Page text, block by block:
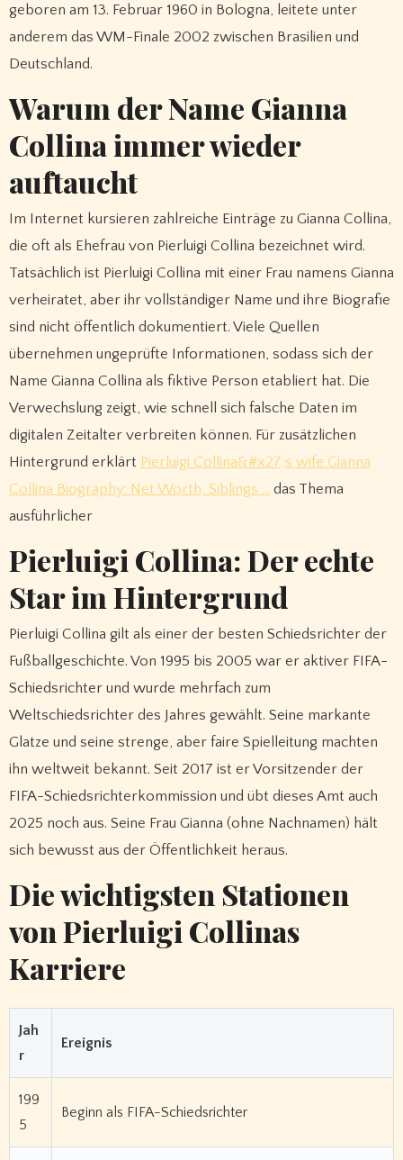
geboren am 13. Februar 1960 in Bologna, leitete unter
anderem das WM-Finale 2002 zwischen Brasilien und
Deutschland.
Warum der Name Gianna
Collina immer wieder
auftaucht
Im Internet kursieren zahlreiche Einträge zu Gianna Collina,
die oft als Ehefrau von Pierluigi Collina bezeichnet wird.
Tatsächlich ist Pierluigi Collina mit einer Frau namens Gianna
verheiratet, aber ihr vollständiger Name und ihre Biografie
sind nicht öffentlich dokumentiert. Viele Quellen
übernehmen ungeprüfte Informationen, sodass sich der
Name Gianna Collina als fiktive Person etabliert hat. Die
Verwechslung zeigt, wie schnell sich falsche Daten im
digitalen Zeitalter verbreiten können. Für zusätzlichen
Hintergrund erklärt Pierluigi Collina&#x27;s wife Gianna
Collina Biography: Net Worth, Siblings … das Thema
ausführlicher
Pierluigi Collina: Der echte
Star im Hintergrund
Pierluigi Collina gilt als einer der besten Schiedsrichter der
Fußballgeschichte. Von 1995 bis 2005 war er aktiver FIFA-
Schiedsrichter und wurde mehrfach zum
Weltschiedsrichter des Jahres gewählt. Seine markante
Glatze und seine strenge, aber faire Spielleitung machten
ihn weltweit bekannt. Seit 2017 ist er Vorsitzender der
FIFA-Schiedsrichterkommission und übt dieses Amt auch
2025 noch aus. Seine Frau Gianna (ohne Nachnamen) hält
sich bewusst aus der Öffentlichkeit heraus.
Die wichtigsten Stationen
von Pierluigi Collinas
Karriere
Jah
r
Ereignis
199
5
Beginn als FIFA-Schiedsrichter